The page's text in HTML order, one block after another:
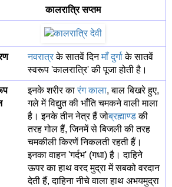
कालरात्रि सप्तम
नवरात्रके सातवें दिनमाँ दुर्गाके सातवें
स्वरूप 'कालरात्रि' की पूजा होती है।
इनके शरीर कारंग काला, बाल बिखरे हुए,
गले में विद्युत की भाँति चमकने वाली माला
है। इनके तीन नेत्र हैं जोब्रह्माण्डकी
तरह गोल हैं, जिनमें से बिजली की तरह
चमकीली किरणें निकलती रहती हैं।
इनका वाहन 'गर्दभ' (गधा) है। दाहिने
ऊपर का हाथ वरद मुद्रा में सबको वरदान
देती हैं, दाहिना नीचे वाला हाथ अभयमुद्रा